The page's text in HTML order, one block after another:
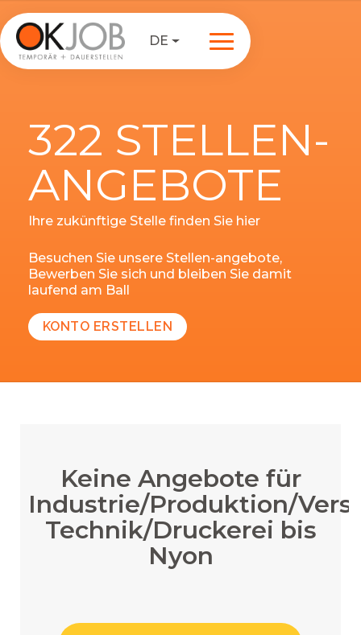
DE
322 STELLEN-
ANGEBOTE
Ihre zukünftige Stelle finden Sie hier
Besuchen Sie unsere Stellen-angebote,
Bewerben Sie sich und bleiben Sie damit
laufend am Ball
KONTO ERSTELLEN
Keine Angebote für
Industrie/Produktion/
Technik/Druckerei bis
Nyon